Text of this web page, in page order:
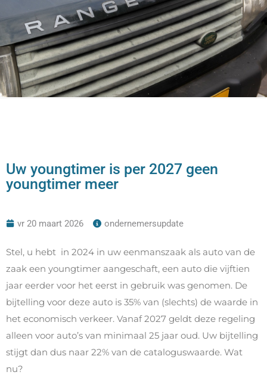
Uw youngtimer is per 2027 geen
youngtimer meer
vr 20 maart 2026 ondernemersupdate
Stel, u hebt in 2024 in uw eenmanszaak als auto van de
zaak een youngtimer aangeschaft, een auto die vijftien
jaar eerder voor het eerst in gebruik was genomen. De
bijtelling voor deze auto is 35% van (slechts) de waarde in
het economisch verkeer. Vanaf 2027 geldt deze regeling
alleen voor auto’s van minimaal 25 jaar oud. Uw bijtelling
stijgt dan dus naar 22% van de cataloguswaarde. Wat
nu?